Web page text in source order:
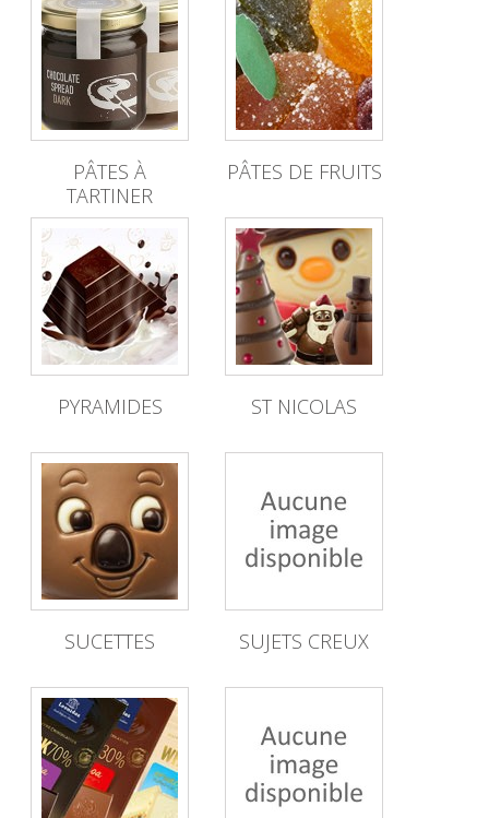
PÂTES À
TARTINER
PÂTES DE FRUITS
PYRAMIDES ST NICOLAS
SUCETTES SUJETS CREUX